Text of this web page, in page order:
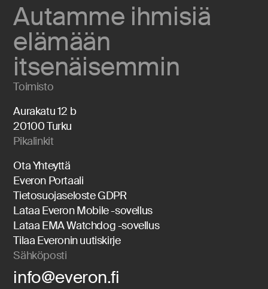
Autamme ihmisiä
elämään
itsenäisemmin
Toimisto
Aurakatu 12 b
20100 Turku
Pikalinkit
Ota Yhteyttä
Everon Portaali
Tietosuojaseloste GDPR
Lataa Everon Mobile -sovellus
Lataa EMA Watchdog -sovellus
Tilaa Everonin uutiskirje
Sähköposti
info@everon.fi